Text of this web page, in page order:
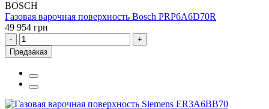
BOSCH
Газовая варочная поверхность Bosch PRP6A6D70R
49 954 грн
-
+
Предзаказ